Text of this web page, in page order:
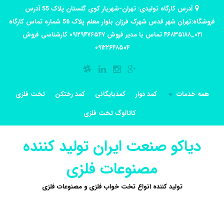
آدرس کارگاه تولیدی: تهران-شهریار کوی گلستان پلاک 55 آدرس
فروشگاه:تهران شهر قدس شهرک فرزان بلوار معلم پلاک 56 شماره تماس کارگاه
۰۲۱_۴۶۸۳۵۱۸۸ تماس با مدیر فروش ۰۹۱۲۹۴۷۶۵۴۷ کارشناسی فروش
۰۹۱۲۲۶۴۸۵۰۴
همه خدمات کمد دوار کمدبایگانی کمد رختکن
تخت فلزی
کاتالوگ تخت فلزی
دیاکو صنعت ایران تولید کننده
مصنوعات فلزی
تولید کننده انواع تخت خواب فلزی و مصنوعات فلزی